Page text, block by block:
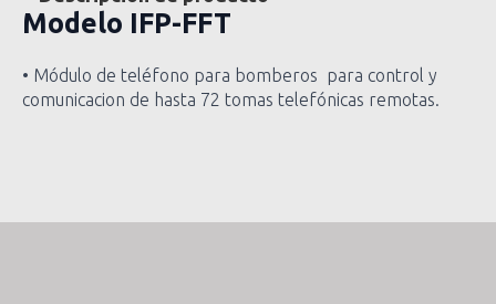
Modelo IFP-FFT
• Módulo de teléfono para bomberos para control y
comunicacion de hasta 72 tomas telefónicas remotas.